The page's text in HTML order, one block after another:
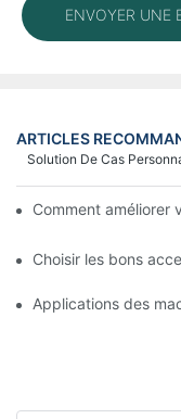
ENVOYER UNE
ARTICLES
Solution De Cas
Comment améliorer
Choisir les bons
Applications des